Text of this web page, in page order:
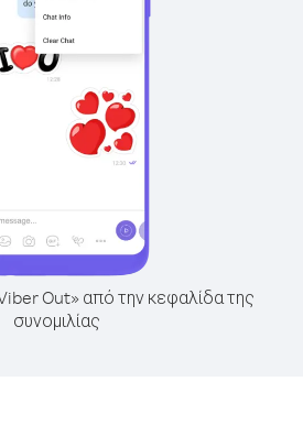
Out» από την κεφαλίδα της
συνομιλίας